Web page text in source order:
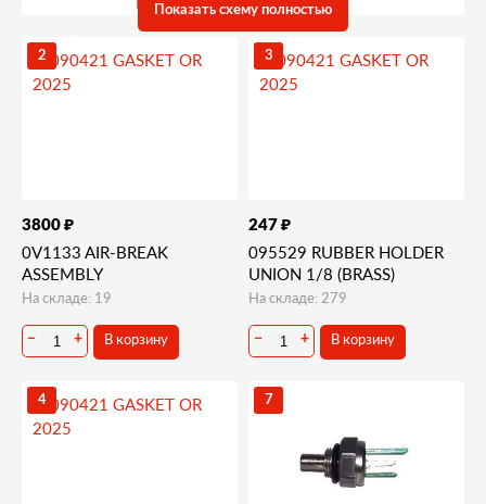
Показать схему полностью
2
3800 ₽
0V1133 AIR-BREAK
ASSEMBLY
На складе: 19
− + В корзину
3
247 ₽
095529 RUBBER HOLDER
UNION 1/8 (BRASS)
На складе: 279
− + В корзину
4 7